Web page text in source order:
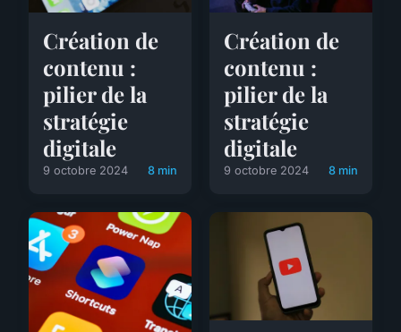
Création de
contenu :
pilier de la
stratégie
digitale
9 octobre 2024 8 min
Création de
contenu :
pilier de la
stratégie
digitale
9 octobre 2024 8 min